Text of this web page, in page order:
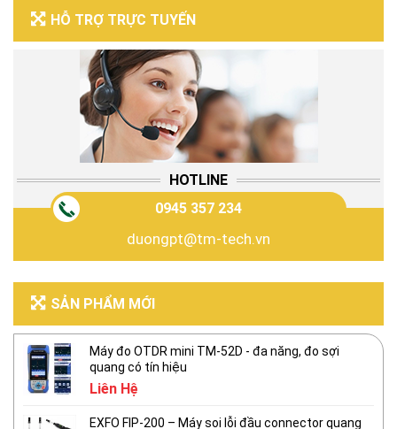
HỖ TRỢ TRỰC TUYẾN
HOTLINE
0945 357 234
duongpt@tm-tech.vn
SẢN PHẨM MỚI
Máy đo OTDR mini TM-52D - đa năng, đo sợi
quang có tín hiệu
Liên Hệ
EXFO FIP-200 – Máy soi lỗi đầu connector quang